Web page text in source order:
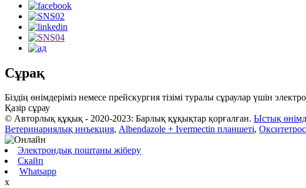
Сұрақ
Біздің өнімдеріміз немесе прейскургия тізімі туралы сұраулар үшін
Қазір сұрау
© Авторлық құқық - 2020-2023: Барлық құқықтар қорғалған. Ыстық
Ветеринариялық инъекция, Albendazole + Ivermectin планшеті,
Электрондық поштаны жіберу
Скайп
Whatsapp
x